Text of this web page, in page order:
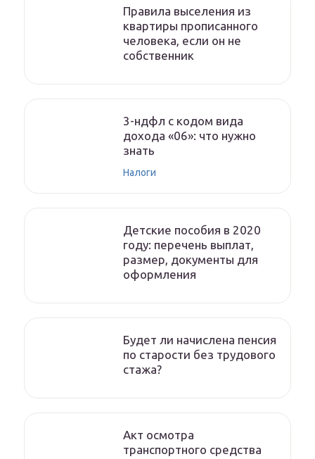
Правила выселения из
квартиры прописанного
человека, если он не
собственник
3-ндфл с кодом вида
дохода «06»: что нужно
знать
Налоги
Детские пособия в 2020
году: перечень выплат,
размер, документы для
оформления
Будет ли начислена пенсия
по старости без трудового
стажа?
Акт осмотра
транспортного средства